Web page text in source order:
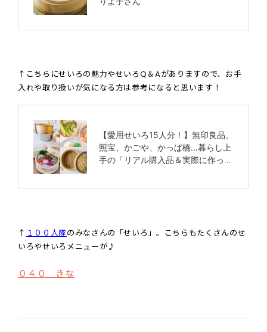
↑こちらにせいろの魅力やせいろQ＆Aがありますので、お手
入れや取り扱いが気になる方は参考になると思います！
↑ １００人隊のみなさんの「せいろ」。こちらもたくさんのせ
いろやせいろメニューが♪
０４０ きな